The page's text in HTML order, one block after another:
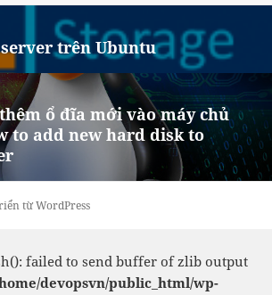
server trên Ubuntu
ổ đĩa mới vào máy chủ
to add new hard disk to
từ WordPress
failed to send buffer of zlib output
devopsvn/public_html/wp-